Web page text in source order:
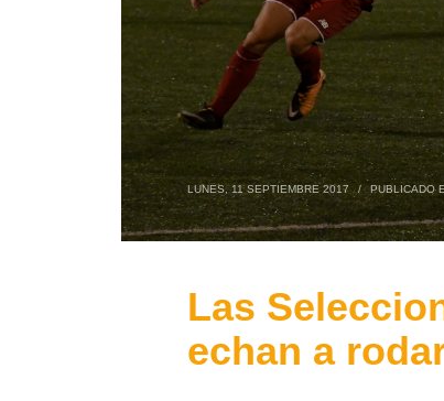
LUNES, 11 SEPTIEMBRE 2017 / PUBLICADO
Las
echan a